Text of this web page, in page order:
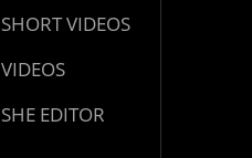
SHORT VIDEOS
VIDEOS
SHE EDITOR